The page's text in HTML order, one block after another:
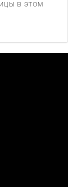
в этом